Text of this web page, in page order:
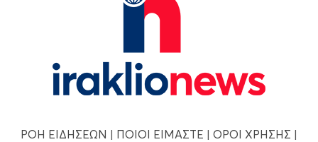
ΡΟΗ ΕΙΔΗΣΕΩΝ | ΠΟΙΟΙ ΕΙΜΑΣΤΕ | ΟΡΟΙ ΧΡΗΣΗΣ |